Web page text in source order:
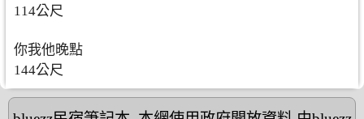
114公尺
你我他晚點
144公尺